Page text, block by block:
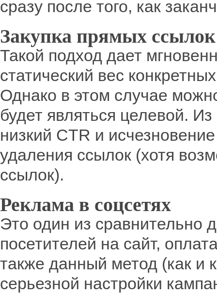
сразу после того, как
Закупка прямых
Такой подход дает
статический вес
Однако в этом случае
будет являться целевой.
низкий CTR и
удаления ссылок (хотя
ссылок).
Реклама в соцсетях
Это один из сравнительно
посетителей на сайт,
также данный метод (как и
серьезной настройки